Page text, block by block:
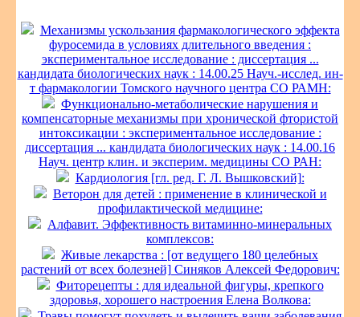
Механизмы ускользания фармакологического эффекта
фуросемида в условиях длительного введения :
экспериментальное исследование : диссертация ...
кандидата биологических наук : 14.00.25 Науч.-исслед. ин-
т фармакологии Томского научного центра СО РАМН:
Функционально-метаболические нарушения и
компенсаторные механизмы при хронической фтористой
интоксикации : экспериментальное исследование :
диссертация ... кандидата биологических наук : 14.00.16
Науч. центр клин. и эксперим. медицины СО РАН:
Кардиология [гл. ред. Г. Л. Вышковский]:
Веторон для детей : применение в клинической и
профилактической медицине:
Алфавит. Эффективность витаминно-минеральных
комплексов:
Живые лекарства : [от ведущего 180 целебных
растений от всех болезней] Синяков Алексей Федорович:
Фиторецепты : для идеальной фигуры, крепкого
здоровья, хорошего настроения Елена Волкова: